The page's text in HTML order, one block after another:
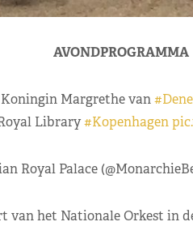
AVONDPROGRAMMA
Margrethe van
Library#Kopenhagen
Royal Palace
van het Nationale Orkest in